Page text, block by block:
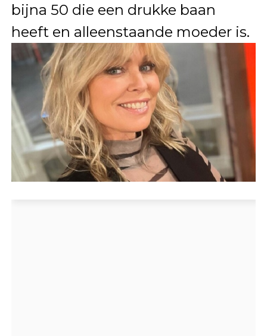
bijna 50 die een drukke baan
heeft en alleenstaande moeder is.